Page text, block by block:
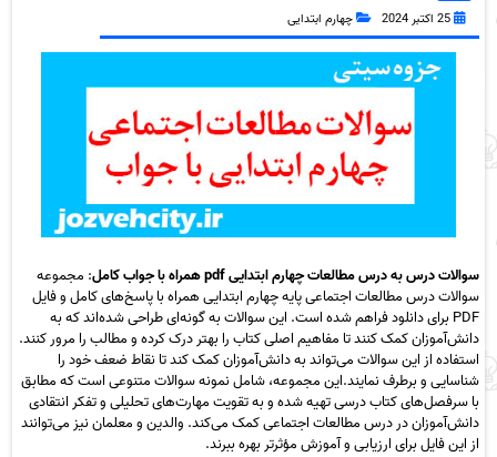
25 اکتبر 2024 چهارم ابتدایی
سوالات درس به درس مطالعات چهارم ابتدایی pdf همراه با جواب کامل : مجموعه
سوالات درس مطالعات اجتماعی پایه چهارم ابتدایی همراه با پاسخ‌های کامل و فایل
PDF برای دانلود فراهم شده است. این سوالات به گونه‌ای طراحی شده‌اند که به
دانش‌آموزان کمک کنند تا مفاهیم اصلی کتاب را بهتر درک کرده و مطالب را مرور کنند.
استفاده از این سوالات می‌تواند به دانش‌آموزان کمک کند تا نقاط ضعف خود را
شناسایی و برطرف نمایند.این مجموعه، شامل نمونه سوالات متنوعی است که مطابق
با سرفصل‌های کتاب درسی تهیه شده و به تقویت مهارت‌های تحلیلی و تفکر انتقادی
دانش‌آموزان در درس مطالعات اجتماعی کمک می‌کند. والدین و معلمان نیز می‌توانند
از این فایل برای ارزیابی و آموزش مؤثرتر بهره ببرند.